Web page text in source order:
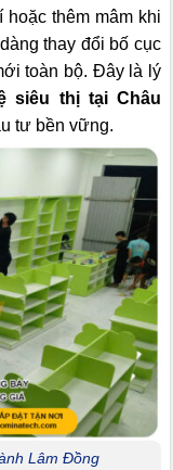
thêm mâm khi
thay đổi bố cục
toàn bộ. Đây là lý
siêu thị tại Châu
tư bền vững.
Lâm Đồng